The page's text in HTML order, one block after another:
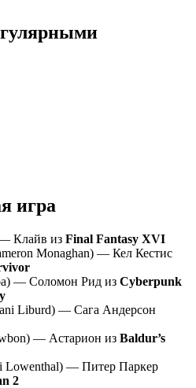
игра
Клайв из Final Fantasy XVI
Monaghan) — Кел Кестис
— Соломон Рид из Cyberpunk
Liburd) — Сага Андерсон
— Астарион из Baldur’s
Lowenthal) — Питер Паркер
2